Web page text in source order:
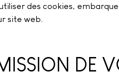
des cookies,
site web.
DE